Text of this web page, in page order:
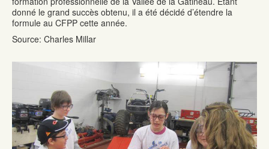
donné le grand succès obtenu, il a été décidé d’étendre la
formule au CFPP cette année.
Source: Charles Millar